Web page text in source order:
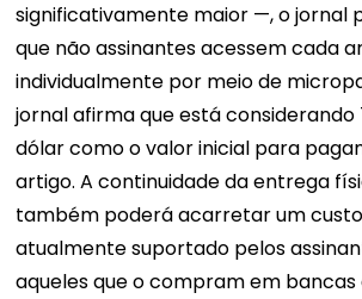
significativamente maior —, o jornal
que não assinantes acessem cada
individualmente por meio de
jornal afirma que está
dólar como o valor inicial para
artigo. A continuidade da entrega
também poderá acarretar um
atualmente suportado pelos
aqueles que o compram em bancas